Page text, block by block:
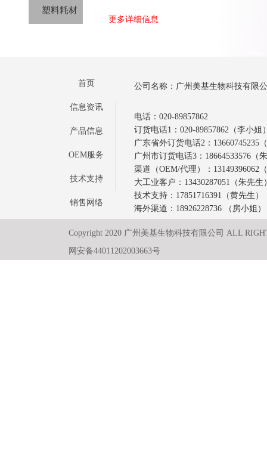
塑料耗材
更多详细信息
首页
信息资讯
产品信息
OEM服务
技术支持
销售网络
公司名称：广州美基生物科技有限
电话：020-89857862
订货电话1：020-89857862（李小姐
广东省外订货电话2：13660745235
广州市订货电话3：18664533576（
渠道（OEM/代理）：13149396062
大工业客户：13430287051（朱先生
技术支持：17851716391（黄先生）
海外渠道：18926228736 （房小姐）
Copyright 2020 广州美基生物科技有限公司 ALL
网安备44011202003663号